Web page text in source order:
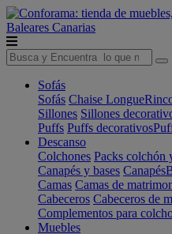
Baleares Canarias
Sofás
Sofás Chaise Longue
Sillones Sillones
Puffs Puffs decorativos
Descanso
Colchones Packs colchón
Canapés y bases Canapés
Camas Camas de
Cabeceros Cabeceros de
Complementos para
Muebles